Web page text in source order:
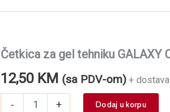
Četkica za gel tehniku GALAXY
12,50 KM (sa PDV-om) +
- + Dodaj u korpu